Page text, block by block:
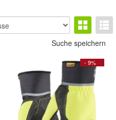
Suche speichern
- 9%